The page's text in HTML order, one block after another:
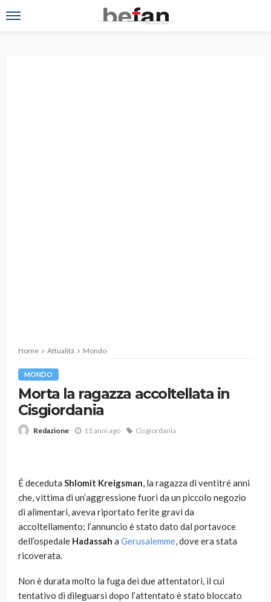
Home Attualità Mondo
MONDO
Morta la ragazza accoltellata in
Cisgiordania
Redazione 11 anni ago Cisgiordania
É deceduta Shlomit Kreigsman, la ragazza di ventitré anni
che, vittima di un’aggressione fuori da un piccolo negozio
di alimentari, aveva riportato ferite gravi da
accoltellamento; l’annuncio è stato dato dal portavoce
dell’ospedale Hadassah a Gerusalemme, dove era stata
ricoverata.
Non è durata molto la fuga dei due attentatori, il cui
tentativo di dileguarsi dopo l’attentato è stato bloccato